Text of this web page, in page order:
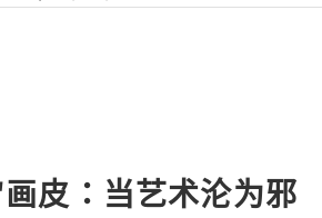
皮：当艺术沦为邪